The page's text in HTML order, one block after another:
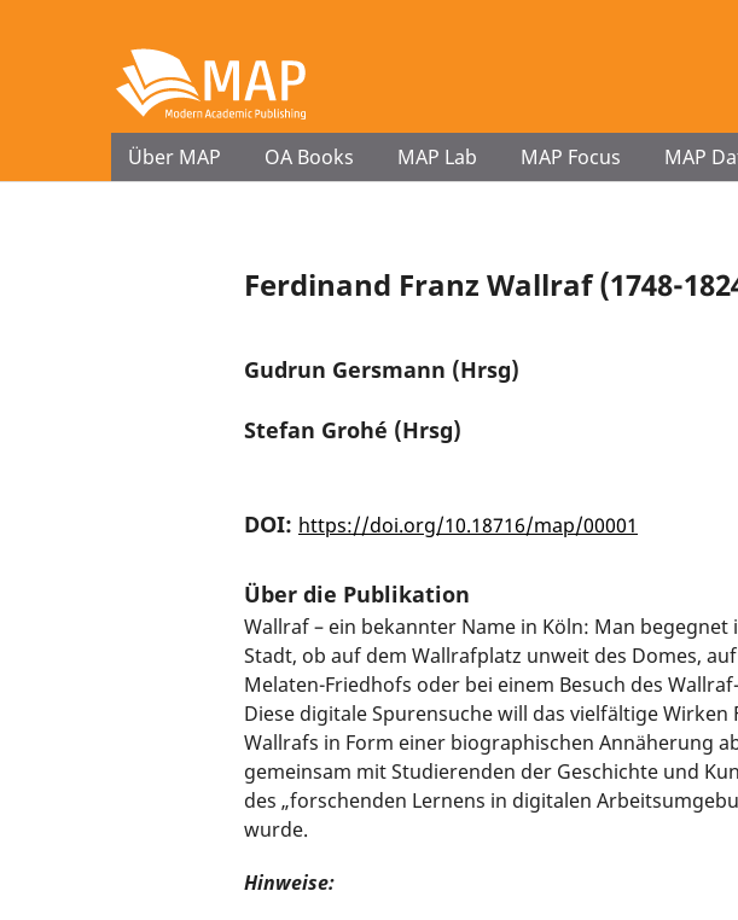
Über MAP OA Books MAP Lab MAP Focus MAP
Ferdinand Franz Wallraf (1748-
Gudrun Gersmann (Hrsg)
Stefan Grohé (Hrsg)
DOI: https://doi.org/10.18716/map/00001
Über die Publikation
Wallraf – ein bekannter Name in Köln: Man
Stadt, ob auf dem Wallrafplatz unweit des Domes,
Melaten-Friedhofs oder bei einem Besuch des
Diese digitale Spurensuche will das vielfältige Wirken
Wallrafs in Form einer biographischen Annäherung
gemeinsam mit Studierenden der Geschichte und
des „forschenden Lernens in digitalen
wurde.
Hinweise: